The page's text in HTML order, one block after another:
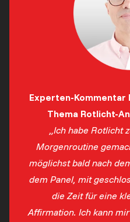
Experten-Kommentar
Thema Rotlicht-
„Ich habe Rotlicht
Morgenroutine
möglichst bald nach
dem Panel, mit
die Zeit für eine
Affirmation. Ich kann